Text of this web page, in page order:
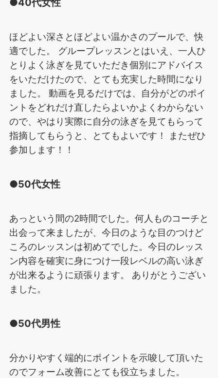
ほどよい深さとほどよい温かさのプールで、快
適でした。 グループレッスンとはいえ、一人ひ
とりよく泳ぎを見ていただき個別にアドバイス
をいただけたので、とても充実した時間になり
ました。 動画を見るだけでは、自分がどのポイ
ントをどれだけ直したらよいかよくわからない
ので、やはり実際に自分の泳ぎを見てもらって
指摘してもらうと、とてもよいです！ またぜひ
参加します！！
●50代女性
あっという間の2時間でした。何人ものコーチと
出会って来ましたが、今日のような目のつけど
ころのレッスンは初めてでした。今日のレッス
ン内容を確実に身につけ一段レベルの高い泳ぎ
が出来るように頑張ります。 ありがとうござい
ました。
●50代男性
分かりやすく端的にポイントを示唆して頂いた
のでフォーム改善にとても役立ちました。